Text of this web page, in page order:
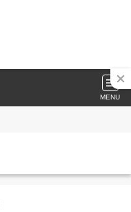
MENU